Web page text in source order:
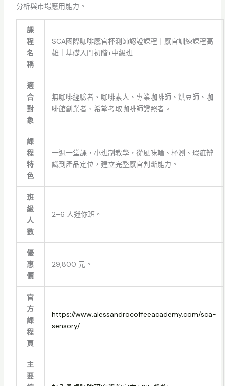
分析與市場應用能力。
課
程
名
稱
SCA國際咖啡感官杯測師認證課程｜感官訓練課程高
雄｜基礎入門初階+中級班
適
合
對
象
無咖啡經驗者、咖啡素人、專業咖啡師、烘豆師、咖
啡館創業者、希望考取咖啡師證照者。
課
程
特
色
一週一堂課，小班制教學，從風味輪、杯測、瑕疵辨
識到產品定位，建立完整感官判斷能力。
班
級
人
數
2–6 人迷你班。
優
惠
價
29,800 元。
官
方
課
程
頁
https://www.alessandrocoffeeacademy.com/sca-
sensory/
主
要